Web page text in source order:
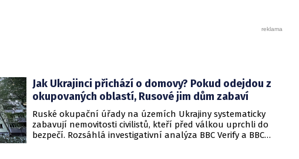
Jak Ukrajinci přichází o domovy? Pokud odejdou z
okupovaných oblastí, Rusové jim dům zabaví
Ruské okupační úřady na územích Ukrajiny systematicky
zabavují nemovitosti civilistů, kteří před válkou uprchli do
bezpečí. Rozsáhlá investigativní analýza BBC Verify a BBC